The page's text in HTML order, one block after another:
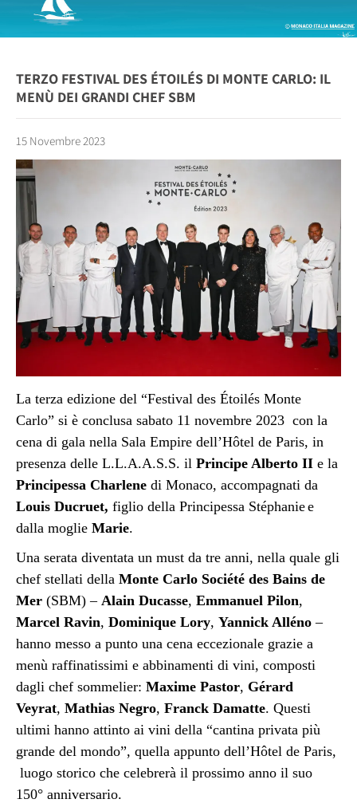
TERZO FESTIVAL DES ÉTOILÉS DI MONTE CARLO: IL
MENÙ DEI GRANDI CHEF SBM
15 Novembre 2023
La terza edizione del “Festival des Étoilés Monte
Carlo” si è conclusa sabato 11 novembre 2023 con la
cena di gala nella Sala Empire dell’Hôtel de Paris, in
presenza delle L.L.A.A.S.S. il Principe Alberto II e la
Principessa Charlene di Monaco, accompagnati da
Louis Ducruet, figlio della Principessa Stéphaniee
dalla moglie Marie.
Una serata diventata un must da tre anni, nella quale gli
chef stellati della Monte Carlo Société des Bains de
Mer (SBM) – Alain Ducasse, Emmanuel Pilon,
Marcel Ravin, Dominique Lory, Yannick Alléno –
hanno messo a punto una cena eccezionale grazie a
menù raffinatissimi e abbinamenti di vini, composti
dagli chef sommelier: Maxime Pastor, Gérard
Veyrat, Mathias Negro, Franck Damatte. Questi
ultimi hanno attinto ai vini della “cantina privata più
grande del mondo”, quella appunto dell’Hôtel de Paris,
luogo storico che celebrerà il prossimo anno il suo
150° anniversario.